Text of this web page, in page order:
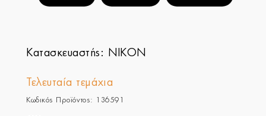
Κατασκευαστής: NIKON
Τελευταία τεμάχια
Κωδικός Προϊόντος: 136591